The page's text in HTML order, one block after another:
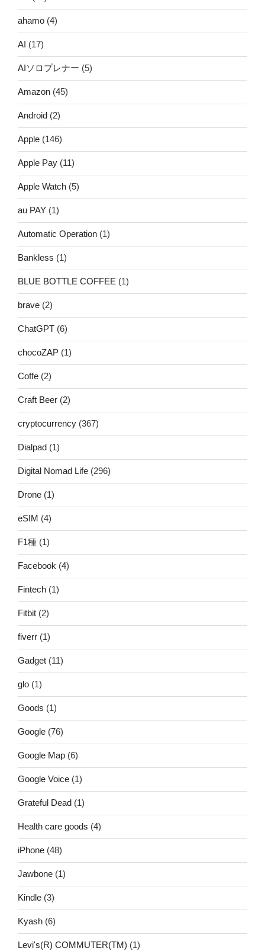
ahamo (4)
AI (17)
AIソロプレナー (5)
Amazon (45)
Android (2)
Apple (146)
Apple Pay (11)
Apple Watch (5)
au PAY (1)
Automatic Operation (1)
Bankless (1)
BLUE BOTTLE COFFEE (1)
brave (2)
ChatGPT (6)
chocoZAP (1)
Coffe (2)
Craft Beer (2)
cryptocurrency (367)
Dialpad (1)
Digital Nomad Life (296)
Drone (1)
eSIM (4)
F1種 (1)
Facebook (4)
Fintech (1)
Fitbit (2)
fiverr (1)
Gadget (11)
glo (1)
Goods (1)
Google (76)
Google Map (6)
Google Voice (1)
Grateful Dead (1)
Health care goods (4)
iPhone (48)
Jawbone (1)
Kindle (3)
Kyash (6)
Levi's(R) COMMUTER(TM) (1)